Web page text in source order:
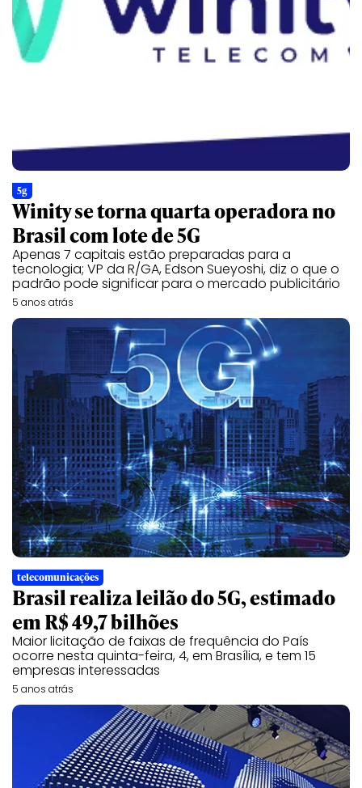
5g
Winity se torna quarta operadora no
Brasil com lote de 5G
Apenas 7 capitais estão preparadas para a
tecnologia; VP da R/GA, Edson Sueyoshi, diz o que o
padrão pode significar para o mercado publicitário
5 anos atrás
telecomunicações
Brasil realiza leilão do 5G, estimado
em R$ 49,7 bilhões
Maior licitação de faixas de frequência do País
ocorre nesta quinta-feira, 4, em Brasília, e tem 15
empresas interessadas
5 anos atrás